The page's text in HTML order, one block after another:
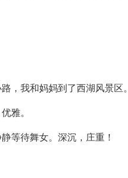
我和妈妈到了西湖风景区。
雅。
待舞女。深沉，庄重！